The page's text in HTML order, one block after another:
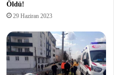
Öldü!
29 Haziran 2023